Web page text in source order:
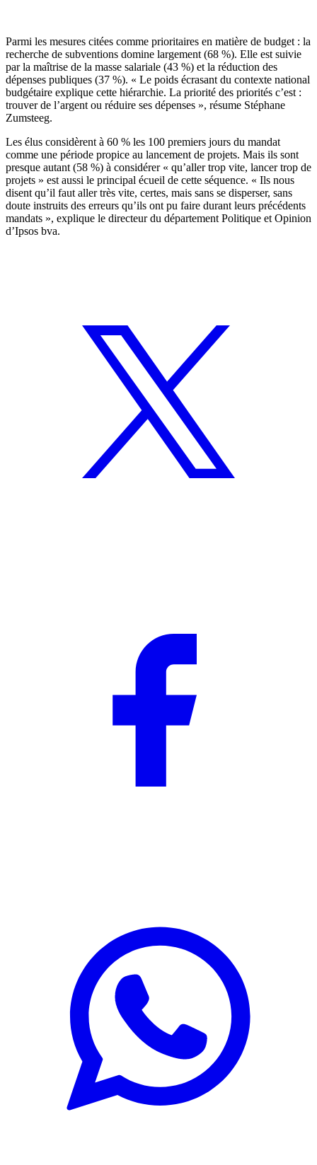
Parmi les mesures citées comme prioritaires en matière de budget : la
recherche de subventions domine largement (68 %). Elle est suivie
par la maîtrise de la masse salariale (43 %) et la réduction des
dépenses publiques (37 %). « Le poids écrasant du contexte national
budgétaire explique cette hiérarchie. La priorité des priorités c’est :
trouver de l’argent ou réduire ses dépenses », résume Stéphane
Zumsteeg.
Les élus considèrent à 60 % les 100 premiers jours du mandat
comme une période propice au lancement de projets. Mais ils sont
presque autant (58 %) à considérer « qu’aller trop vite, lancer trop de
projets » est aussi le principal écueil de cette séquence. « Ils nous
disent qu’il faut aller très vite, certes, mais sans se disperser, sans
doute instruits des erreurs qu’ils ont pu faire durant leurs précédents
mandats », explique le directeur du département Politique et Opinion
d’Ipsos bva.